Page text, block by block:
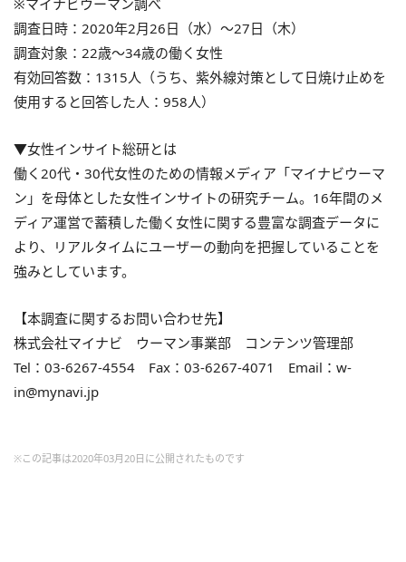
※マイナビウーマン調べ
調査日時：2020年2月26日（水）～27日（木）
調査対象：22歳～34歳の働く女性
有効回答数：1315人（うち、紫外線対策として日焼け止めを
使用すると回答した人：958人）
▼女性インサイト総研とは
働く20代・30代女性のための情報メディア「マイナビウーマ
ン」を母体とした女性インサイトの研究チーム。16年間のメ
ディア運営で蓄積した働く女性に関する豊富な調査データに
より、リアルタイムにユーザーの動向を把握していることを
強みとしています。
【本調査に関するお問い合わせ先】
株式会社マイナビ ウーマン事業部 コンテンツ管理部
Tel：03-6267-4554 Fax：03-6267-4071 Email：w-
in@mynavi.jp
※この記事は2020年03月20日に公開されたものです